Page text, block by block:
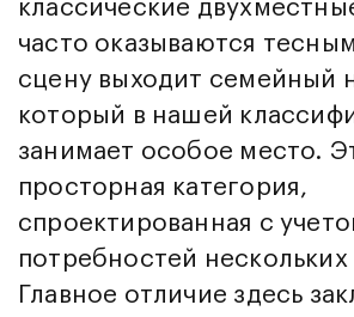
классические
часто оказываются
сцену выходит семейный
который в нашей
занимает особое место.
просторная категория,
спроектированная с
потребностей нескольких
Главное отличие здесь